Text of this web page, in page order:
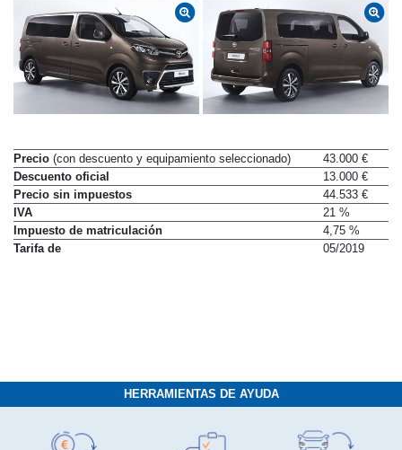
Precio (con descuento y equipamiento seleccionado)
43.000 €
Descuento oficial
13.000 €
Precio sin impuestos
44.533 €
IVA
21 %
Impuesto de matriculación
4,75 %
Tarifa de
05/2019
HERRAMIENTAS DE AYUDA